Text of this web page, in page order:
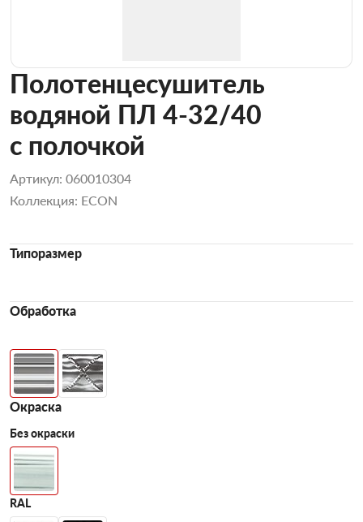
Полотенцесушитель
водяной ПЛ 4-32/40
с полочкой
Артикул: 060010304
Коллекция: ECON
Типоразмер
Обработка
Окраска
Без окраски
RAL